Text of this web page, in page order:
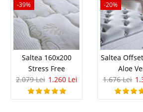
-39%
Saltea 160x200
Stress Free
2.079 Lei 1.260 Lei
-20%
Saltea
Aloe
1.676 Lei